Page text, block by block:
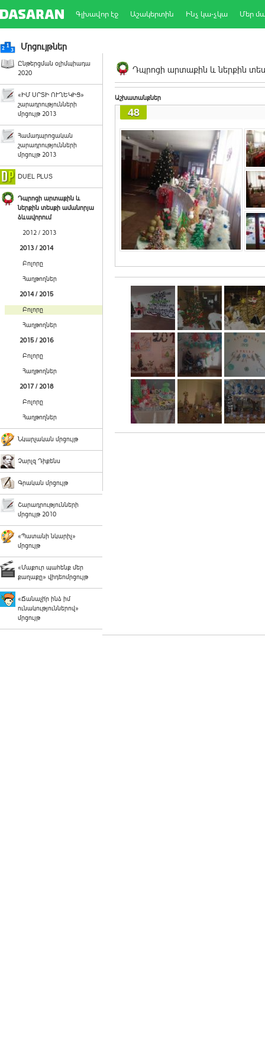
Գլխավոր էջ Աշակերտին Ինչ կա-չկա Մեր
Մրցույթներ
Ընթերցման օլիմպիադա
2020
«ԻՄ ՍՐՏԻ ՈՒՂԵԿԻՑ»
շարադրությունների
մրցույթ 2013
Համադպրոցական
շարադրությունների
մրցույթ 2013
DUEL PLUS
Դպրոցի արտաքին և
ներքին տեսքի ամանորյա
ձևավորում
2012 / 2013
2013 / 2014
Բոլորը
Հաղթողներ
2014 / 2015
Բոլորը
Հաղթողներ
2015 / 2016
Բոլորը
Հաղթողներ
2017 / 2018
Բոլորը
Հաղթողներ
Նկարչական մրցույթ
Չարլզ Դիքենս
Գրական մրցույթ
Շարադրությունների
մրցույթ 2010
«Պատանի նկարիչ»
մրցույթ
«Մաքուր պահենք մեր
քաղաքը» վիդեոմրցույթ
«Ճանաչի՛ր ինձ իմ
ունակություններով»
մրցույթ
Դպրոցի արտաքին և ներքին
Աշխատանքներ
48